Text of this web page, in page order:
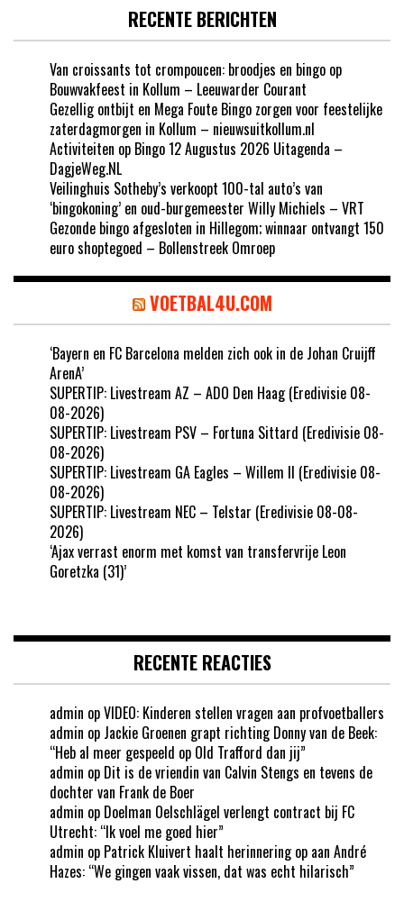
RECENTE BERICHTEN
Van croissants tot crompoucen: broodjes en bingo op
Bouwvakfeest in Kollum – Leeuwarder Courant
Gezellig ontbijt en Mega Foute Bingo zorgen voor feestelijke
zaterdagmorgen in Kollum – nieuwsuitkollum.nl
Activiteiten op Bingo 12 Augustus 2026 Uitagenda –
DagjeWeg.NL
Veilinghuis Sotheby’s verkoopt 100-tal auto’s van
‘bingokoning’ en oud-burgemeester Willy Michiels – VRT
Gezonde bingo afgesloten in Hillegom; winnaar ontvangt 150
euro shoptegoed – Bollenstreek Omroep
VOETBAL4U.COM
‘Bayern en FC Barcelona melden zich ook in de Johan Cruijff
ArenA’
SUPERTIP: Livestream AZ – ADO Den Haag (Eredivisie 08-
08-2026)
SUPERTIP: Livestream PSV – Fortuna Sittard (Eredivisie 08-
08-2026)
SUPERTIP: Livestream GA Eagles – Willem II (Eredivisie 08-
08-2026)
SUPERTIP: Livestream NEC – Telstar (Eredivisie 08-08-
2026)
‘Ajax verrast enorm met komst van transfervrije Leon
Goretzka (31)’
RECENTE REACTIES
admin opVIDEO: Kinderen stellen vragen aan profvoetballers
admin op Jackie Groenen grapt richting Donny van de Beek:
“Heb al meer gespeeld op Old Trafford dan jij”
admin op Dit is de vriendin van Calvin Stengs en tevens de
dochter van Frank de Boer
admin op Doelman Oelschlägel verlengt contract bij FC
Utrecht: “Ik voel me goed hier”
admin op Patrick Kluivert haalt herinnering op aan André
Hazes: “We gingen vaak vissen, dat was echt hilarisch”